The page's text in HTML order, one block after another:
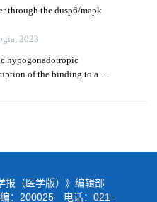
through the dusp6/mapk
2023
hypogonadotropic
of the binding to a g-
报（医学版）》编辑部
：200025 电话：021-